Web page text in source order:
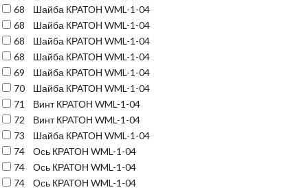
68
Шайба КРАТОН WML-1-04
68
Шайба КРАТОН WML-1-04
68
Шайба КРАТОН WML-1-04
68
Шайба КРАТОН WML-1-04
69
Шайба КРАТОН WML-1-04
70
Шайба КРАТОН WML-1-04
71
Винт КРАТОН WML-1-04
72
Винт КРАТОН WML-1-04
73
Шайба КРАТОН WML-1-04
74
Ось КРАТОН WML-1-04
74
Ось КРАТОН WML-1-04
74
Ось КРАТОН WML-1-04